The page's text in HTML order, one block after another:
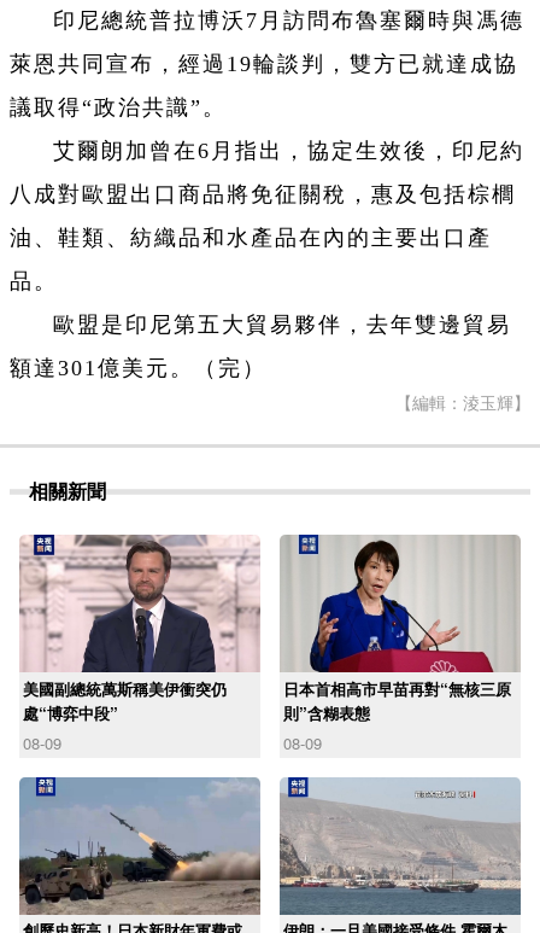
印尼總統普拉博沃7月訪問布魯塞爾時與馮德
萊恩共同宣布，經過19輪談判，雙方已就達成協
議取得“政治共識”。
艾爾朗加曾在6月指出，協定生效後，印尼約
八成對歐盟出口商品將免征關稅，惠及包括棕櫚
油、鞋類、紡織品和水產品在內的主要出口產
品。
歐盟是印尼第五大貿易夥伴，去年雙邊貿易
額達301億美元。（完）
【編輯：淩玉輝】
相關新聞
美國副總統萬斯稱美伊衝突仍
處“博弈中段”
08-09
日本首相高市早苗再對“無核三原
則”含糊表態
08-09